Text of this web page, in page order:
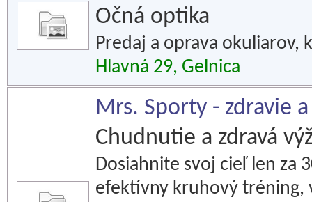
Očná optika
Predaj a oprava okuliarov,
Hlavná 29, Gelnica
Mrs. Sporty - zdravie
Chudnutie a zdravá
Dosiahnite svoj cieľ len za
efektívny kruhový tréning,